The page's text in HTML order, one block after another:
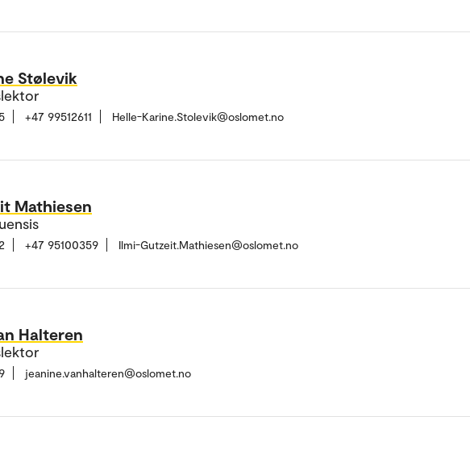
Stølevik
+47 99512611 Helle-Karine.Stolevik@oslomet.no
Mathiesen
+47 95100359 Ilmi-Gutzeit.Mathiesen@oslomet.no
Halteren
jeanine.vanhalteren@oslomet.no